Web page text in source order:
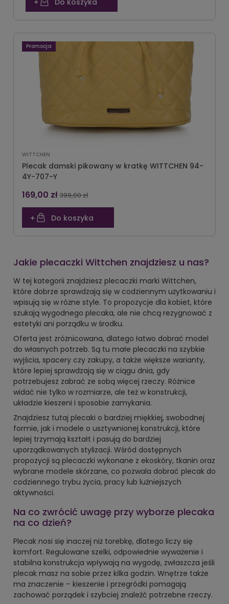
Do koszyka
WITTCHEN
Plecak damski pikowany w kratkę WITTCHEN 94-
4Y-707-Y
169,00 zł399,00 zł
Do koszyka
Promocja
Jakie plecaczki Wittchen znajdziesz u nas?
W tej kategorii znajdziesz plecaczki marki Wittchen,
które dobrze sprawdzają się w codziennym użytkowaniu i
wpisują się w różne style. To propozycje dla kobiet, które
szukają wygodnego plecaka, ale nie chcą rezygnować z
estetyki ani porządku w środku.
Oferta jest zróżnicowana, dlatego łatwo dobrać model
do własnych potrzeb. Są tu małe plecaczki na szybkie
wyjścia, spacery czy zakupy, a także większe warianty,
które lepiej sprawdzają się w ciągu dnia, gdy
potrzebujesz zabrać ze sobą więcej rzeczy. Różnice
widać nie tylko w rozmiarze, ale też w konstrukcji,
układzie kieszeni i sposobie zamykania.
Znajdziesz tutaj plecaki o bardziej miękkiej, swobodnej
formie, jak i modele o usztywnionej konstrukcji, które
lepiej trzymają kształt i pasują do bardziej
uporządkowanych stylizacji. Wśród dostępnych
propozycji są plecaczki wykonane z ekoskóry, tkanin oraz
wybrane modele skórzane, co pozwala dobrać plecak do
codziennego trybu życia, pracy lub luźniejszych
aktywności.
Na co zwrócić uwagę przy wyborze plecaka
na co dzień?
Plecak nosi się inaczej niż torebkę, dlatego liczy się
komfort. Regulowane szelki, odpowiednie wyważenie i
stabilna konstrukcja wpływają na wygodę, zwłaszcza jeśli
plecak masz na sobie przez kilka godzin. Wnętrze także
ma znaczenie – kieszenie i przegródki pomagają
zachować porządek i szybciej znaleźć potrzebne rzeczy.